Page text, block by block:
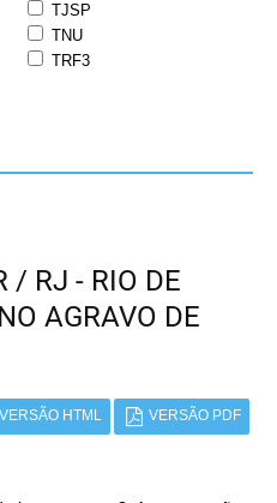
TJSP
TNU
TRF3
/ RJ - RIO DE
AGRAVO DE
VERSÃO HTML VERSÃO PDF